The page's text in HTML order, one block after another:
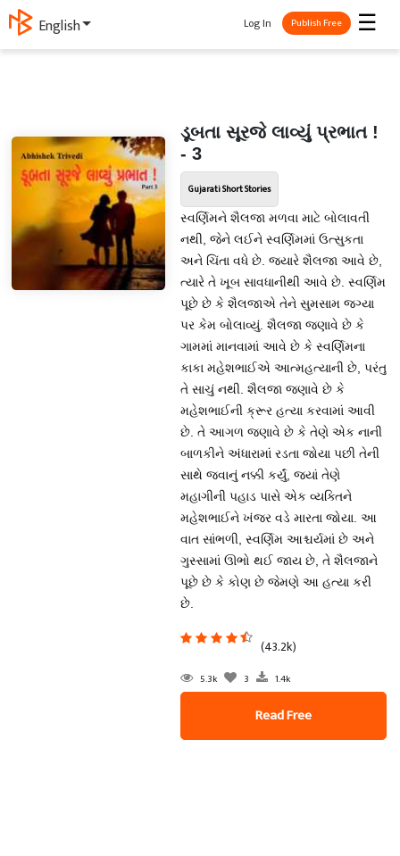
English ☰
Log In Publish Free
ડૂબતા સૂરજે લાવ્યું પ્રભાત !
- 3
Gujarati Short Stories
સ્વર્ણિમને શૈલજા મળવા માટે બોલાવતી
નથી, જેને લઈને સ્વર્ણિમમાં ઉત્સુકતા
અને ચિંતા વધે છે. જ્યારે શૈલજા આવે છે,
ત્યારે તે ખૂબ સાવધાનીથી આવે છે. સ્વર્ણિમ
પૂછે છે કે શૈલજાએ તેને સુમસામ જગ્યા
પર કેમ બોલાવ્યું. શૈલજા જણાવે છે કે
ગામમાં માનવામાં આવે છે કે સ્વર્ણિમના
કાકા મહેશભાઈએ આત્મહત્યાની છે, પરંતુ
તે સાચું નથી. શૈલજા જણાવે છે કે
મહેશભાઈની ક્રૂર હત્યા કરવામાં આવી
છે. તે આગળ જણાવે છે કે તેણે એક નાની
બાળકીને અંધારામાં રડતા જોયા પછી તેની
સાથે જવાનું નક્કી કર્યું, જ્યાં તેણે
મહાગીની પહાડ પાસે એક વ્યક્તિને
મહેશભાઈને ખંજર વડે મારતા જોયા. આ
વાત સાંભળી, સ્વર્ણિમ આશ્ચર્યમાં છે અને
ગુસ્સામાં ઊભો થઈ જાય છે, તે શૈલજાને
પૂછે છે કે કોણ છે જેમણે આ હત્યા કરી
છે.
(43.2k)
5.3k 3 1.4k
Read Free